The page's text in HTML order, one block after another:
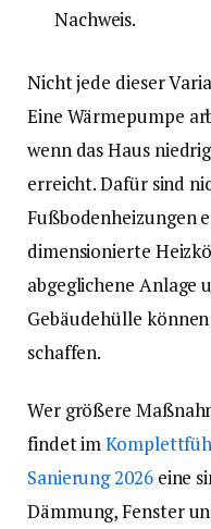
Nachweis.
Nicht jede dieser
Eine Wärmepumpe
wenn das Haus
erreicht. Dafür sind
Fußbodenheizungen
dimensionierte
abgeglichene Anlage
Gebäudehülle
schaffen.
Wer größere
findet im
Sanierung 2026eine
Dämmung, Fenster